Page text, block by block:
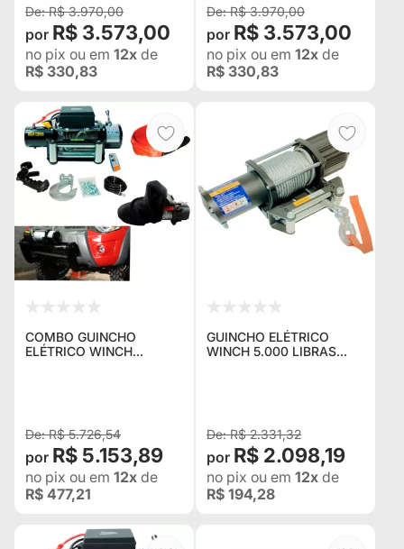
Jeep Rural F75 Troller
L200 Hilux Bandeirante
R$ 3.970,00
R$ 3.573,00
no pix ou em 12x de
R$ 330,83
Jeep Rural F75 Troller
L200 Hilux Bandeirante
R$ 3.970,00
R$ 3.573,00
no pix ou em 12x de
R$ 330,83
COMBO GUINCHO
ELÉTRICO WINCH
R$ 5.726,54
R$ 5.153,89
no pix ou em 12x de
R$ 477,21
GUINCHO ELÉTRICO
WINCH 5.000 LIBRAS
R$ 2.331,32
R$ 2.098,19
no pix ou em 12x de
R$ 194,28